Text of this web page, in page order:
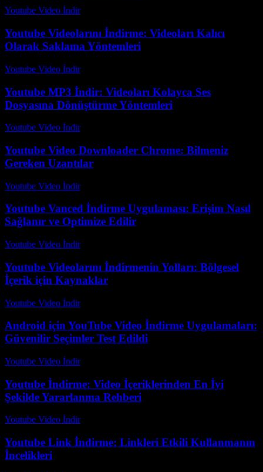
Youtube Video İndir-
Youtube Videolarını İndirme: Videoları Kalıcı
Olarak Saklama Yöntemleri
Youtube Video İndir-
Youtube MP3 İndir: Videoları Kolayca Ses
Dosyasına Dönüştürme Yöntemleri
Youtube Video İndir-
Youtube Video Downloader Chrome: Bilmeniz
Gereken Uzantılar
Youtube Video İndir-
Youtube Vanced İndirme Uygulaması: Erişim Nasıl
Sağlanır ve Optimize Edilir
Youtube Video İndir-
Youtube Videolarını İndirmenin Yolları: Bölgesel
İçerik için Kaynaklar
Youtube Video İndir-
Android için YouTube Video İndirme Uygulamaları:
Güvenilir Seçimler Test Edildi
Youtube Video İndir-
Youtube İndirme: Video İçeriklerinden En İyi
Şekilde Yararlanma Rehberi
Youtube Video İndir-
Youtube Link İndirme: Linkleri Etkili Kullanmanın
İncelikleri